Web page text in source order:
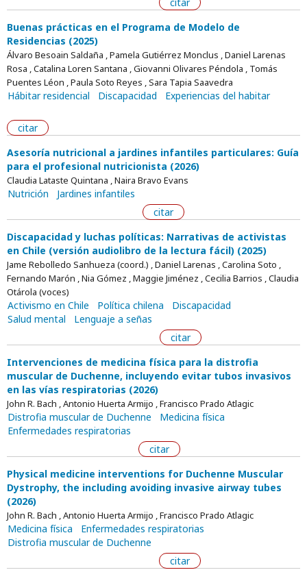
citar
Buenas prácticas en el Programa de Modelo de
Residencias (2025)
Álvaro Besoain Saldaña , Pamela Gutiérrez Monclus , Daniel Larenas
Rosa , Catalina Loren Santana , Giovanni Olivares Péndola , Tomás
Puentes Léon , Paula Soto Reyes , Sara Tapia Saavedra
Hábitar residencial Discapacidad Experiencias del habitar
citar
Asesoría nutricional a jardines infantiles particulares: Guía
para el profesional nutricionista (2026)
Claudia Lataste Quintana , Naira Bravo Evans
Nutrición
Jardines infantiles
citar
Discapacidad y luchas políticas: Narrativas de activistas
en Chile (versión audiolibro de la lectura fácil) (2025)
Jame Rebolledo Sanhueza (coord.) , Daniel Larenas , Carolina Soto ,
Fernando Marón , Nia Gómez , Maggie Jiménez , Cecilia Barrios , Claudia
Otárola (voces)
Activismo en Chile Política chilena
Discapacidad
Salud mental
Lenguaje a señas
citar
Intervenciones de medicina física para la distrofia
muscular de Duchenne, incluyendo evitar tubos invasivos
en las vías respiratorias (2026)
John R. Bach , Antonio Huerta Armijo , Francisco Prado Atlagic
Distrofia muscular de Duchenne
Medicina física
Enfermedades respiratorias
citar
Physical medicine interventions for Duchenne Muscular
Dystrophy, the including avoiding invasive airway tubes
(2026)
John R. Bach , Antonio Huerta Armijo , Francisco Prado Atlagic
Medicina física
Enfermedades respiratorias
Distrofia muscular de Duchenne
citar